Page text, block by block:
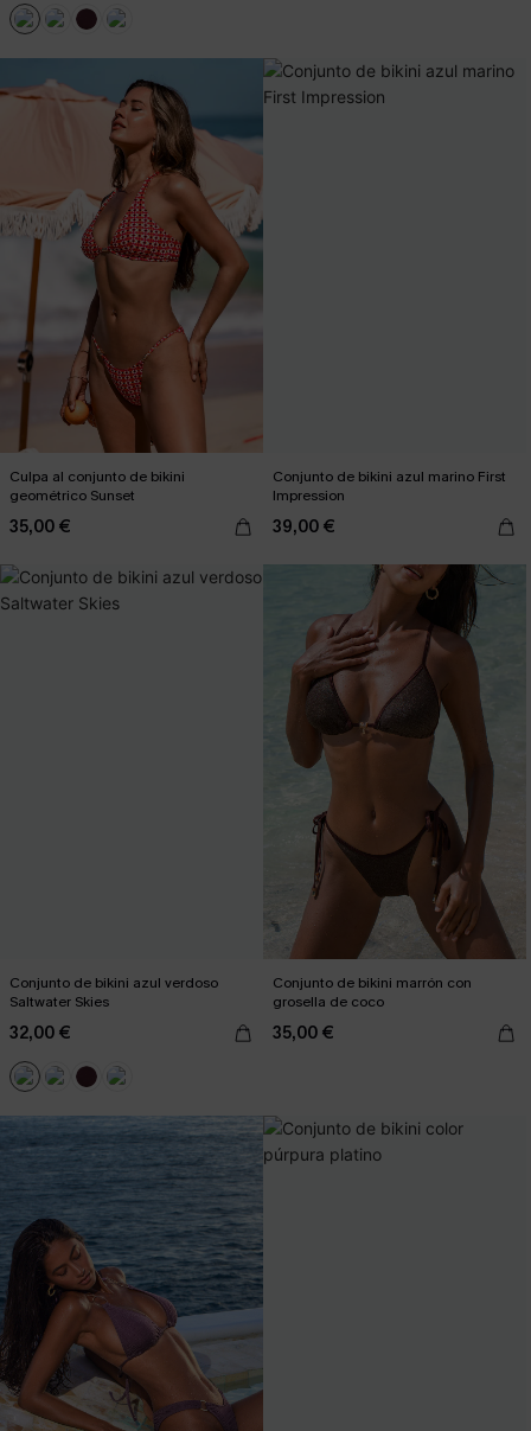
Culpa al conjunto de bikini
geométrico Sunset
35,00 €
Conjunto de bikini azul marino First
Impression
39,00 €
Conjunto de bikini azul verdoso
Saltwater Skies
32,00 €
Conjunto de bikini marrón con
grosella de coco
35,00 €